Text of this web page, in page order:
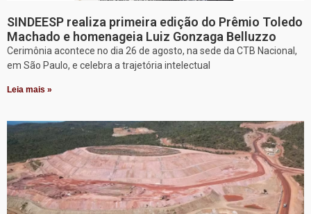
SINDEESP realiza primeira edição do Prêmio Toledo
Machado e homenageia Luiz Gonzaga Belluzzo
Cerimônia acontece no dia 26 de agosto, na sede da CTB Nacional,
em São Paulo, e celebra a trajetória intelectual
Leia mais »